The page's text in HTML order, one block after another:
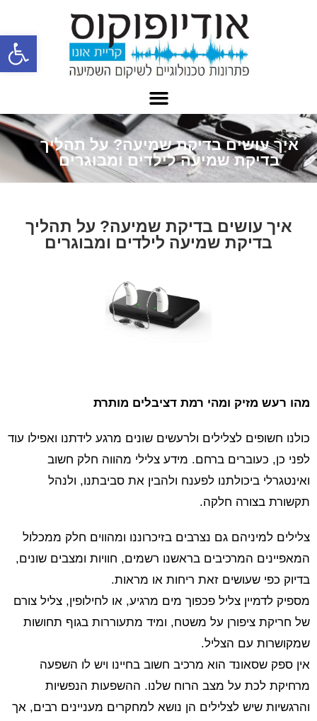
איך עושים בדיקת שמיעה? על תהליך
בדיקת שמיעה לילדים ומבוגרים
איך עושים בדיקת שמיעה? על תהליך
בדיקת שמיעה לילדים ומבוגרים
מהו רעש מזיק ומהי רמת דציבלים מותרת
כולנו חשופים לצלילים ולרעשים שונים מרגע לידתנו ואפילו עוד
לפני כן, כעוברים ברחם. מידע צלילי מהווה חלק חשוב
ואינטגרלי ביכולתנו לפענח ולהבין את סביבתנו, ולנהל
תקשורת בצורה חלקה.
צלילים למיניהם גם נצרבים בזיכרוננו ומהווים חלק ממכלול
המאפיינים המרכיבים בראשנו רשמים, חוויות ומצבים שונים,
בדיוק כפי שעושים זאת ריחות או מראות.
מספיק לדמיין צליל פכפוך מים מרגיע, או לחילופין, צליל צורם
של חריקת ציפורן על משטח, ומיד מתעוררות בגוף תחושות
שמקושרות עם הצליל.
אין ספק שסאונד הוא מרכיב חשוב בחיינו ויש לו השפעה
מרחיקת לכת על מצב הרוח שלנו. ההשפעות הנפשיות
והרגשיות שיש לצלילים הן נושא למחקרים מעניינים רבים, אך